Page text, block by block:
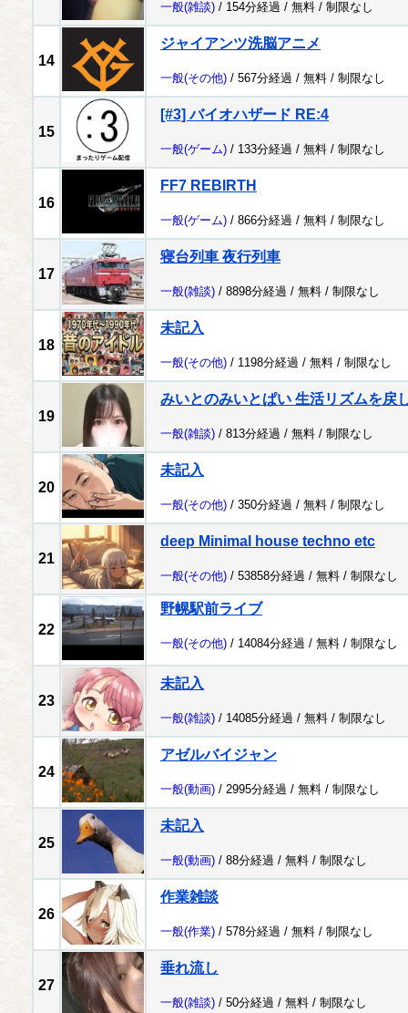
一般(雑談) / 154分経過 / 無料 / 制限なし
14
ジャイアンツ洗脳アニメ
一般(その他) / 567分経過 / 無料 / 制限なし
15
[#3] バイオハザード RE:4
一般(ゲーム) / 133分経過 / 無料 / 制限なし
16
FF7 REBIRTH
一般(ゲーム) / 866分経過 / 無料 / 制限なし
17
寝台列車 夜行列車
一般(雑談) / 8898分経過 / 無料 / 制限なし
18
未記入
一般(その他) / 1198分経過 / 無料 / 制限なし
19
みいとのみいとぱい 生活リズムを戻
一般(雑談) / 813分経過 / 無料 / 制限なし
20
未記入
一般(その他) / 350分経過 / 無料 / 制限なし
21
deep Minimal house techno etc
一般(その他) / 53858分経過 / 無料 / 制限なし
22
野幌駅前ライブ
一般(その他) / 14084分経過 / 無料 / 制限なし
23
未記入
一般(雑談) / 14085分経過 / 無料 / 制限なし
24
アゼルバイジャン
一般(動画) / 2995分経過 / 無料 / 制限なし
25
未記入
一般(動画) / 88分経過 / 無料 / 制限なし
26
作業雑談
一般(作業) / 578分経過 / 無料 / 制限なし
27
垂れ流し
一般(雑談) / 50分経過 / 無料 / 制限なし